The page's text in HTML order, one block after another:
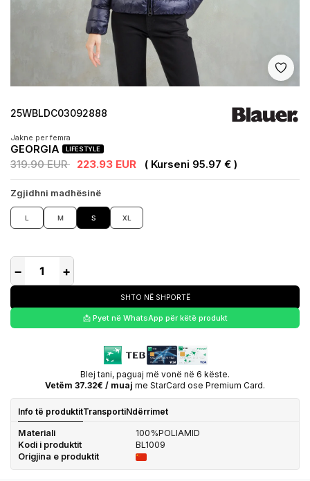
Shto
25WBLDC03092888
Jakne per femra
GEORGIA LIFESTYLE
319.90 EUR 223.93 EUR ( Kurseni 95.97 € )
Zgjidhni madhësinë
L M S XL
− +
SHTO NË SHPORTË
📩 Pyet në WhatsApp për këtë produkt
Blej tani, paguaj më vonë në 6 këste.
Vetëm 37.32€ / muaj me StarCard ose Premium Card.
Info të produktitTransportiNdërrimet
Materiali
100%POLIAMID
Kodi i produktit
BL1009
Origjina e produktit